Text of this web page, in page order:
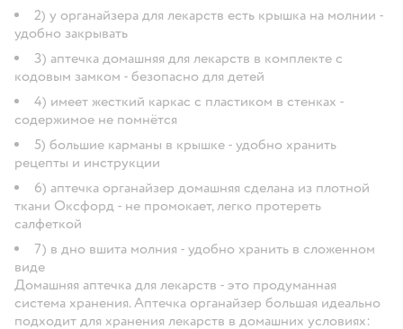
2) у органайзера для лекарств есть крышка на молнии -
удобно закрывать
3) аптечка домашняя для лекарств в комплекте с
кодовым замком - безопасно для детей
4) имеет жесткий каркас с пластиком в стенках -
содержимое не помнётся
5) большие карманы в крышке - удобно хранить
рецепты и инструкции
6) аптечка органайзер домашняя сделана из плотной
ткани Оксфорд - не промокает, легко протереть
салфеткой
7) в дно вшита молния - удобно хранить в сложенном
виде
Домашняя аптечка для лекарств - это продуманная
система хранения. Аптечка органайзер большая идеально
подходит для хранения лекарств в домашних условиях: